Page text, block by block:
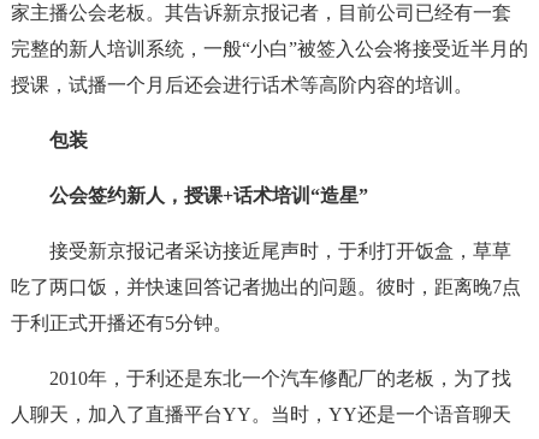
家主播公会老板。其告诉新京报记者，目前公司已经有一套
完整的新人培训系统，一般“小白”被签入公会将接受近半月的
授课，试播一个月后还会进行话术等高阶内容的培训。
包装
公会签约新人，授课+话术培训“造星”
接受新京报记者采访接近尾声时，于利打开饭盒，草草
吃了两口饭，并快速回答记者抛出的问题。彼时，距离晚7点
于利正式开播还有5分钟。
2010年，于利还是东北一个汽车修配厂的老板，为了找
人聊天，加入了直播平台YY。当时，YY还是一个语音聊天